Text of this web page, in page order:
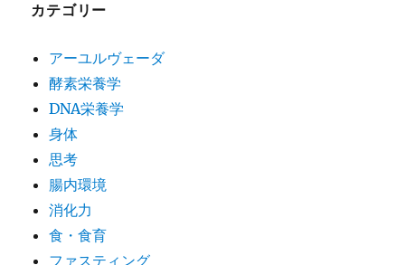
カテゴリー
アーユルヴェーダ
酵素栄養学
DNA栄養学
身体
思考
腸内環境
消化力
食・食育
ファスティング